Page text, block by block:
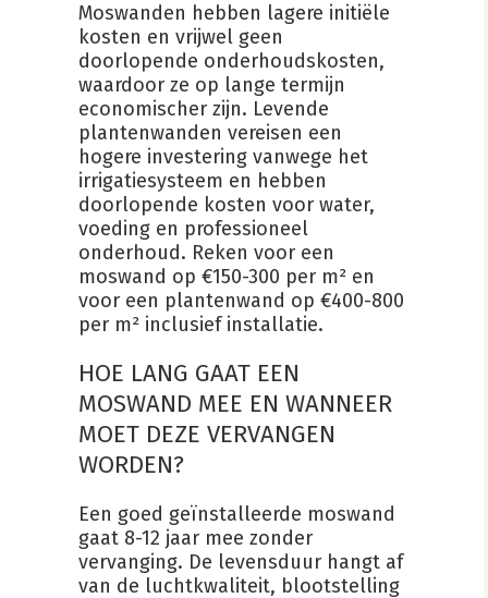
Moswanden hebben lagere initiële
kosten en vrijwel geen
doorlopende onderhoudskosten,
waardoor ze op lange termijn
economischer zijn. Levende
plantenwanden vereisen een
hogere investering vanwege het
irrigatiesysteem en hebben
doorlopende kosten voor water,
voeding en professioneel
onderhoud. Reken voor een
moswand op €150-300 per m² en
voor een plantenwand op €400-800
per m² inclusief installatie.
HOE LANG GAAT EEN
MOSWAND MEE EN WANNEER
MOET DEZE VERVANGEN
WORDEN?
Een goed geïnstalleerde moswand
gaat 8-12 jaar mee zonder
vervanging. De levensduur hangt af
van de luchtkwaliteit, blootstelling